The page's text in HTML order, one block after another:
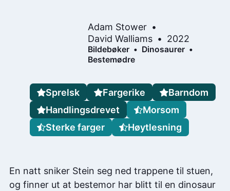
Adam Stower
David Walliams
2022
Bildebøker
Dinosaurer
Bestemødre
En natt sniker Stein seg ned trappene til stuen,
og finner ut at bestemor har blitt til en dinosaur
Sprelsk Fargerike
Barndom
Handlingsdrevet
Morsom
Sterke farger
Høytlesning